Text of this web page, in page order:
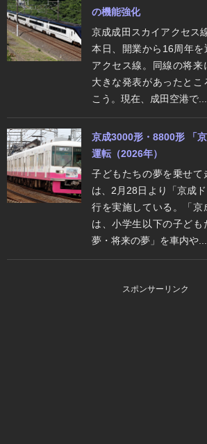
の機能強化
京成成田スカイアクセス
本日、開業から16周年を
アクセス線。同線の将来
大きな発表があったと
こう。現在、成田空港で...
京成3000形・8800形 「
運転（2026年）
子どもたちの夢を乗せ
は、2月28日より「京成
行を実施している。「京
は、小学生以下の子ど
夢・将来の夢」を車内や...
スポンサーリンク